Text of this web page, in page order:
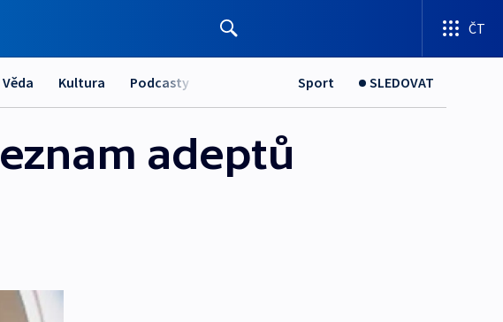
ČT
Věda Kultura Podcasty Sport SLEDOVAT
adeptů